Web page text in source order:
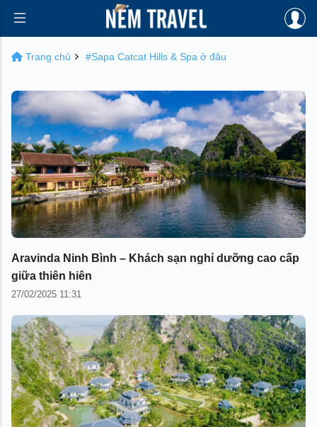
Trang chủ #Sapa Catcat Hills & Spa ở đâu
Aravinda Ninh Bình – Khách sạn nghỉ dưỡng cao cấp
giữa thiên hiên
27/02/2025 11:31